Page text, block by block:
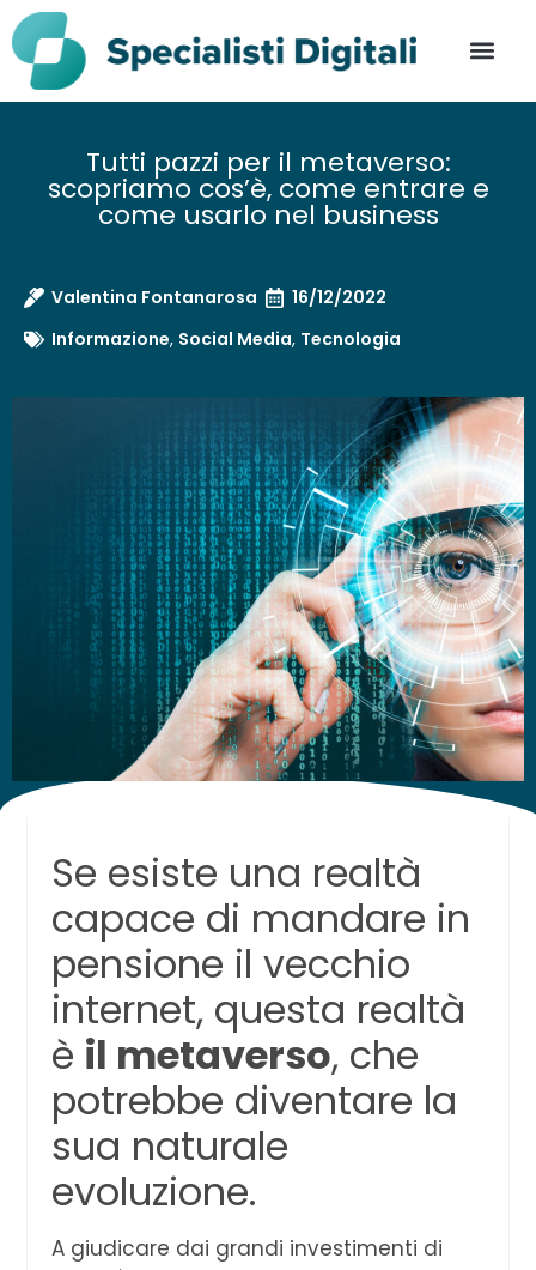
Tutti pazzi per il metaverso:
scopriamo cos’è, come entrare e
come usarlo nel business
Valentina Fontanarosa
16/12/2022
Informazione, Social Media, Tecnologia
Se esiste una realtà
capace di mandare in
pensione il vecchio
internet, questa realtà
è il metaverso, che
potrebbe diventare la
sua naturale
evoluzione.
A giudicare dai grandi investimenti di